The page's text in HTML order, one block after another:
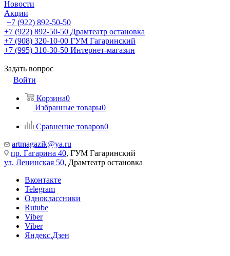
Новости
Акции
+7 (922) 892-50-50
+7 (922) 892-50-50 Драмтеатр остановка
+7 (908) 320-10-00 ГУМ Гагаринский
+7 (995) 310-30-50 Интернет-магазин
Задать вопрос
Войти
Корзина0
Избранные товары0
Сравнение товаров0
artmagazik@ya.ru
пр. Гагарина 40, ГУМ Гагаринский
ул. Ленинская 50, Драмтеатр остановка
Вконтакте
Telegram
Одноклассники
Rutube
Viber
Viber
Яндекс.Дзен